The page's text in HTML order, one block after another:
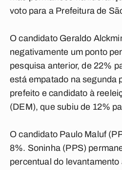
voto para a Prefeitura de
O candidato Geraldo
negativamente um ponto
pesquisa anterior, de 22%
está empatado na segunda
prefeito e candidato à
(DEM), que subiu de 12%
O candidato Paulo Maluf
8%. Soninha (PPS)
percentual do